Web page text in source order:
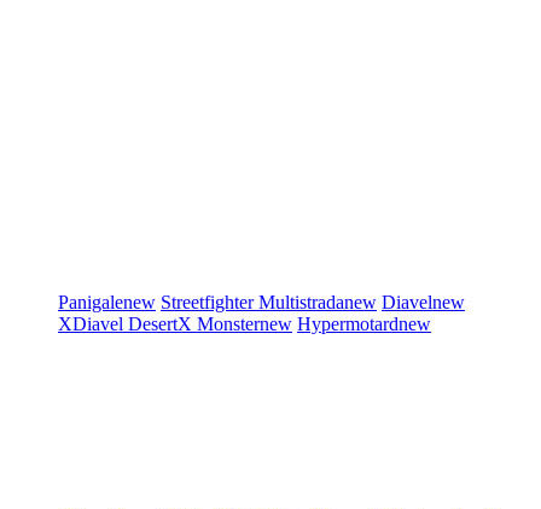
Panigalenew StreetfighterMultistradanew Diavelnew
XDiavel DesertX Monsternew Hypermotardnew